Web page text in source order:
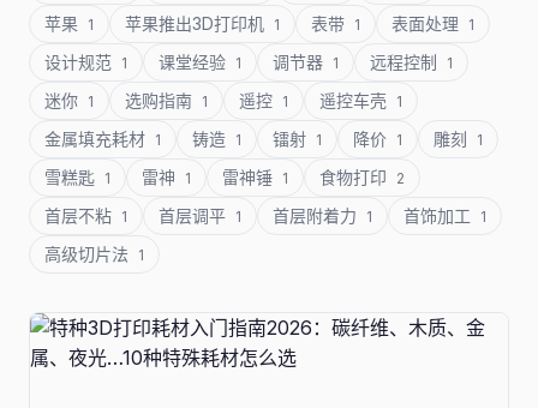
苹果 1 苹果推出3D打印机 1 表带 1 表面处理 1
设计规范 1 课堂经验 1 调节器 1 远程控制 1
迷你 1 选购指南 1 遥控 1 遥控车壳 1
金属填充耗材 1 铸造 1 镭射 1 降价 1 雕刻 1
雪糕匙 1 雷神 1 雷神锤 1 食物打印 2
首层不粘 1 首层调平 1 首层附着力 1 首饰加工 1
高级切片法 1